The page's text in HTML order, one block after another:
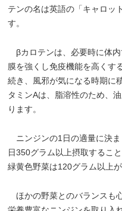
テンの名は英語の「キャロッ
す。
βカロテンは、必要時に体
膜を強くし免疫機能を高くす
続き、風邪が気になる時期に
タミンAは、脂溶性のため、
ります。
ニンジンの1日の適量に決
日350グラム以上摂取するこ
緑黄色野菜は120グラム以上
ほかの野菜とのバランスも